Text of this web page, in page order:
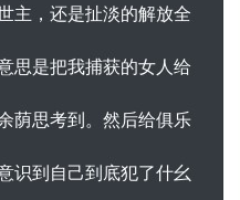
，还是扯淡的解放全
思是把我捕获的女人给
荫思考到。然后给俱乐
识到自己到底犯了什幺